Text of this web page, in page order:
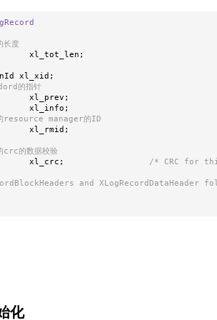
度
	uint32		xl_tot_len
;
xl_xid
;
的指针
	XLogRecPtr	xl_prev
;
	uint8		xl_info
;
resource manager的ID
	RmgrId		xl_rmid
;
的数据校验
	pg_crc32c	xl_crc
; /* CRC for
and
化